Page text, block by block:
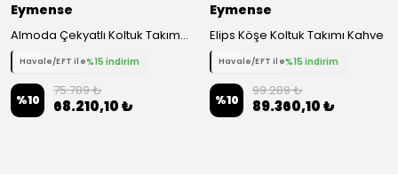
Eymense
Almoda Çekyatlı Koltuk Takımı 3 3 1
Havale/EFT ile%15 indirim
%10
75.789 ₺
68.210,10 ₺
Eymense
Elips Köşe Koltuk Takımı Kahve
Havale/EFT ile%15 indirim
%10
99.289 ₺
89.360,10 ₺